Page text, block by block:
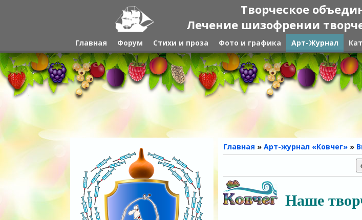
Творческое
Лечение шизофрении
Главная Форум Стихи и проза Фото и графика Арт-Журнал
Главная » Арт-журнал «Ковчег» »
Наше